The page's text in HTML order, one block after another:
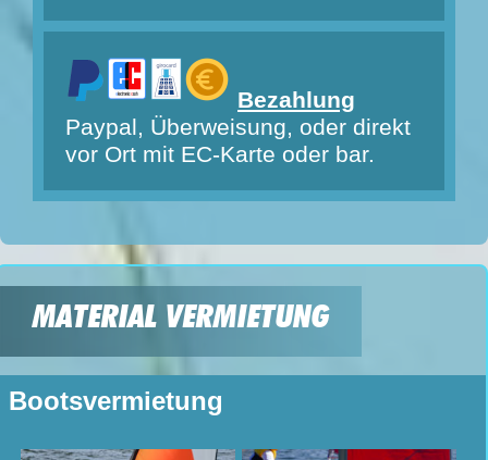
Bezahlung
Paypal, Überweisung, oder direkt
vor Ort mit EC-Karte oder bar.
MATERIAL VERMIETUNG
Bootsvermietung